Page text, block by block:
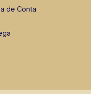
de Conta